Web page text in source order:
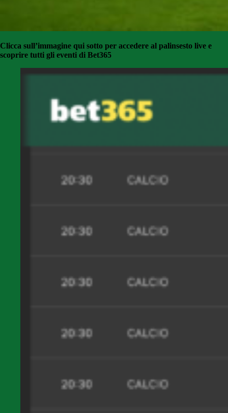
Clicca sull’immagine qui sotto per accedere al palinsesto live e
scoprire tutti gli eventi di Bet365